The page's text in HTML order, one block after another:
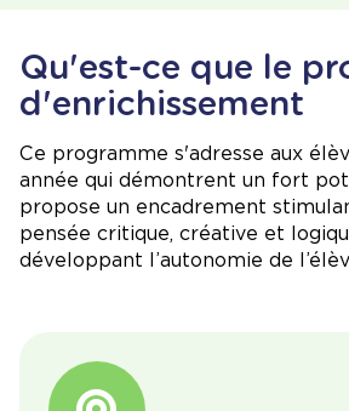
Qu'est-ce que le
d'enrichissement
Ce programme s'adresse aux
année qui démontrent un fort
propose un encadrement
pensée critique, créative et
développant l’autonomie de